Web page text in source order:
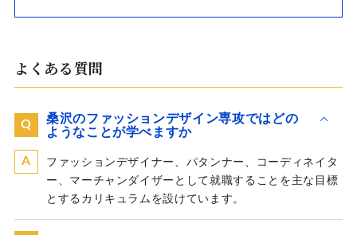
よくある質問
桑沢のファッションデザイン専攻ではどの
ようなことが学べますか
ファッションデザイナー、パタンナー、コーディネイタ
ー、マーチャンダイザーとして就職することを主な目標
とするカリキュラムを設けています。